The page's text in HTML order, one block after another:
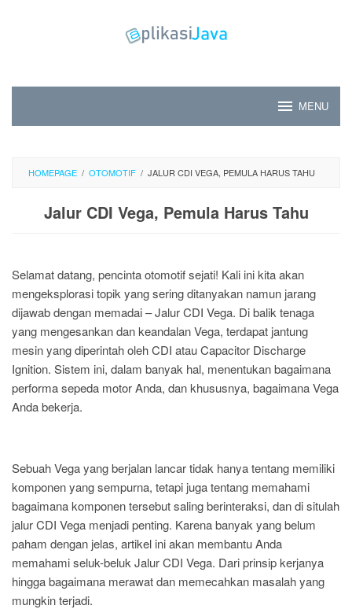
MENU
HOMEPAGE / OTOMOTIF / JALUR CDI VEGA, PEMULA HARUS TAHU
Jalur CDI Vega, Pemula Harus Tahu
Selamat datang, pencinta otomotif sejati! Kali ini kita akan
mengeksplorasi topik yang sering ditanyakan namun jarang
dijawab dengan memadai – Jalur CDI Vega. Di balik tenaga
yang mengesankan dan keandalan Vega, terdapat jantung
mesin yang diperintah oleh CDI atau Capacitor Discharge
Ignition. Sistem ini, dalam banyak hal, menentukan bagaimana
performa sepeda motor Anda, dan khususnya, bagaimana Vega
Anda bekerja.
Sebuah Vega yang berjalan lancar tidak hanya tentang memiliki
komponen yang sempurna, tetapi juga tentang memahami
bagaimana komponen tersebut saling berinteraksi, dan di situlah
jalur CDI Vega menjadi penting. Karena banyak yang belum
paham dengan jelas, artikel ini akan membantu Anda
memahami seluk-beluk Jalur CDI Vega. Dari prinsip kerjanya
hingga bagaimana merawat dan memecahkan masalah yang
mungkin terjadi.